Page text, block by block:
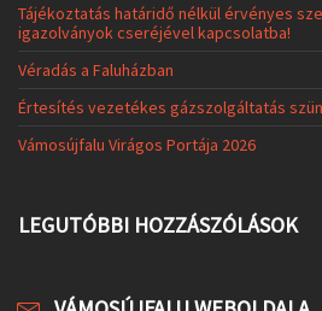
Tájékoztatás határidő nélkül érvényes
igazolványok cseréjével kapcsolatba!
Véradás a Faluházban
Értesítés vezetékes gázszolgáltatás
Vámosújfalu Virágos Portája 2026
LEGUTÓBBI HOZZÁSZÓLÁSOK